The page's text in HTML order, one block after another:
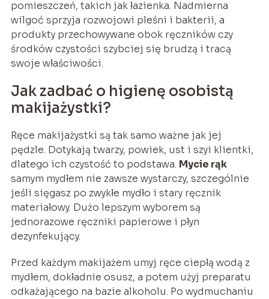
pomieszczeń, takich jak łazienka. Nadmierna
wilgoć sprzyja rozwojowi pleśni i bakterii, a
produkty przechowywane obok ręczników czy
środków czystości szybciej się brudzą i tracą
swoje właściwości.
Jak zadbać o higienę osobistą
makijażystki?
Ręce makijażystki są tak samo ważne jak jej
pędzle. Dotykają twarzy, powiek, ust i szyi klientki,
dlatego ich czystość to podstawa. Mycie rąk
samym mydłem nie zawsze wystarczy, szczególnie
jeśli sięgasz po zwykłe mydło i stary ręcznik
materiałowy. Dużo lepszym wyborem są
jednorazowe ręczniki papierowe i płyn
dezynfekujący.
Przed każdym makijażem umyj ręce ciepłą wodą z
mydłem, dokładnie osusz, a potem użyj preparatu
odkażającego na bazie alkoholu. Po wydmuchaniu